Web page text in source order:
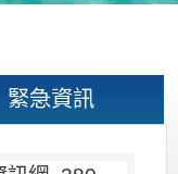
緊急資訊